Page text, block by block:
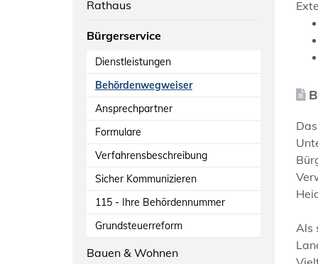
Rathaus
Bürgerservice
Dienstleistungen
Behördenwegweiser
Ansprechpartner
Formulare
Verfahrensbeschreibung
Sicher Kommunizieren
115 - Ihre Behördennummer
Grundsteuerreform
Bauen & Wohnen
Als